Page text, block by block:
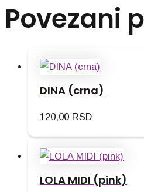
Povezani
DINA (crna)
120,00 RSD
LOLA MIDI (pink)